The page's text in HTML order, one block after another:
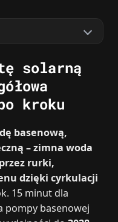
solarną
kroku
basenową,
– zimna woda
rurki,
dzięki cyrkulacji
15 minut dla
pompy basenowej